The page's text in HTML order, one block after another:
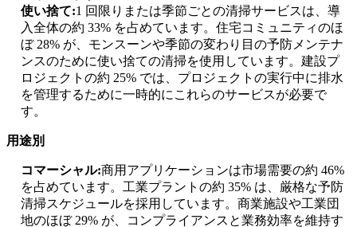
使い捨て:1 回限りまたは季節ごとの清掃サービスは、導
入全体の約 33% を占めています。住宅コミュニティのほ
ぼ 28% が、モンスーンや季節の変わり目の予防メンテナ
ンスのために使い捨ての清掃を使用しています。建設プ
ロジェクトの約 25% では、プロジェクトの実行中に排水
を管理するために一時的にこれらのサービスが必要で
す。
用途別
コマーシャル:商用アプリケーションは市場需要の約 46%
を占めています。工業プラントの約 35% は、厳格な予防
清掃スケジュールを採用しています。商業施設や工業団
地のほぼ 29% が、コンプライアンスと業務効率を維持す